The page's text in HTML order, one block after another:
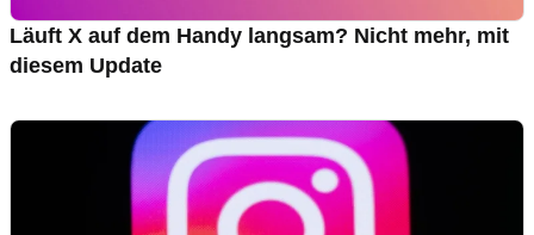
Läuft X auf dem Handy langsam? Nicht mehr, mit
diesem Update